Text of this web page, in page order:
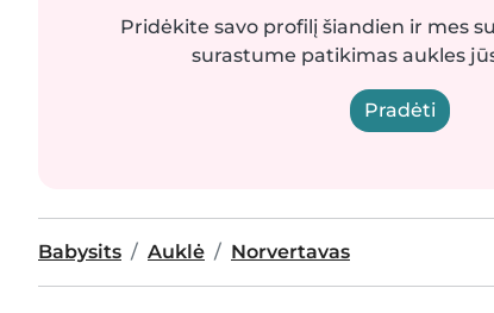
Pridėkite savo profilį šiandien ir mes
surastume patikimas aukles
Pradėti
Babysits Auklė Norvertavas